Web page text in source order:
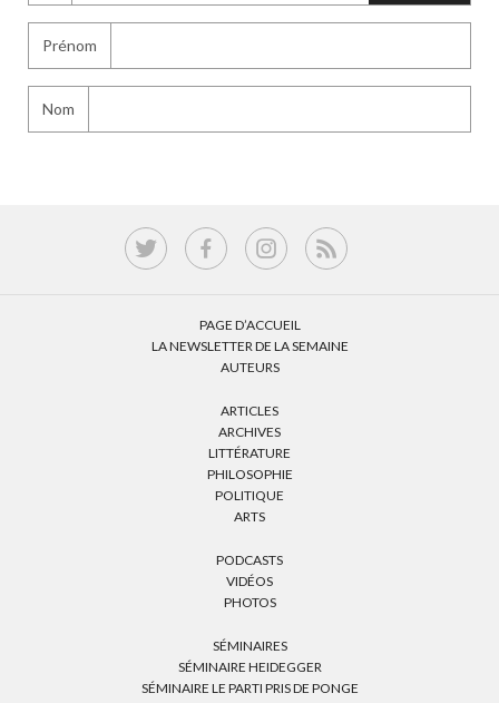
Prénom
Nom
PAGE D’ACCUEIL
LA NEWSLETTER DE LA SEMAINE
AUTEURS
ARTICLES
ARCHIVES
LITTÉRATURE
PHILOSOPHIE
POLITIQUE
ARTS
PODCASTS
VIDÉOS
PHOTOS
SÉMINAIRES
SÉMINAIRE HEIDEGGER
SÉMINAIRE LE PARTI PRIS DE PONGE